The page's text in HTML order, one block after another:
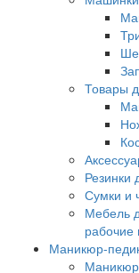
Товары
Резинки
Сумки и
Мебель
рабочие
Маникюр-